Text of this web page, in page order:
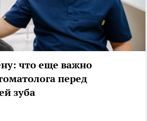
что еще важно
перед
зуба